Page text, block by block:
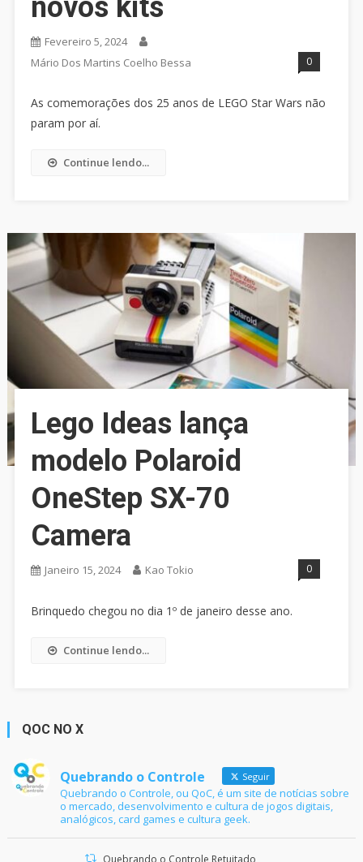
novos kits
Fevereiro 5, 2024
Mário Dos Martins Coelho Bessa
0
As comemorações dos 25 anos de LEGO Star Wars não
param por aí.
Continue lendo...
Lego Ideas lança
modelo Polaroid
OneStep SX-70
Camera
Janeiro 15, 2024 Kao Tokio 0
Brinquedo chegou no dia 1º de janeiro desse ano.
Continue lendo...
QOC NO X
Quebrando o Controle Seguir
Quebrando o Controle, ou QoC, é um site de notícias sobre
o mercado, desenvolvimento e cultura de jogos digitais,
analógicos, card games e cultura geek.
Quebrando o Controle Retuitado